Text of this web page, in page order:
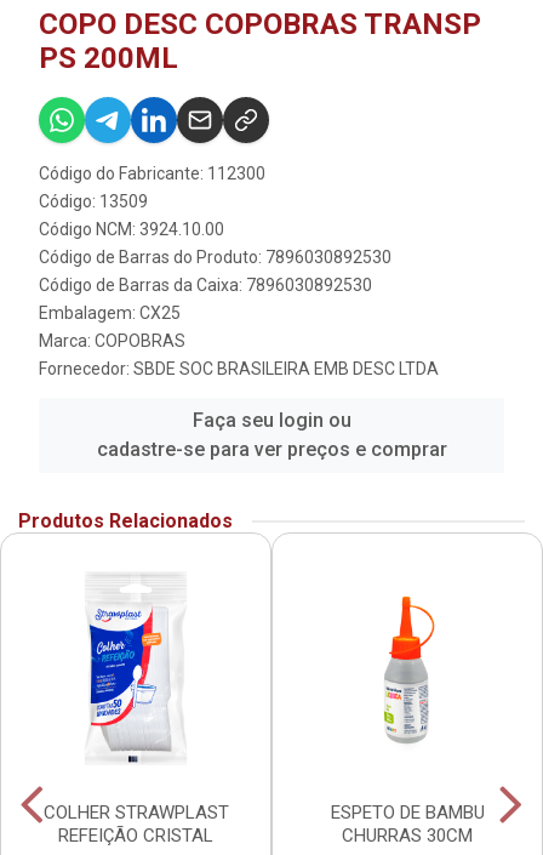
COPO DESC COPOBRAS TRANSP
PS 200ML
Código do Fabricante: 112300
Código: 13509
Código NCM: 3924.10.00
Código de Barras do Produto: 7896030892530
Código de Barras da Caixa: 7896030892530
Embalagem: CX25
Marca: COPOBRAS
Fornecedor: SBDE SOC BRASILEIRA EMB DESC LTDA
Faça seu login ou
cadastre-se para ver preços e comprar
Produtos Relacionados
COLHER STRAWPLAST
REFEIÇÃO CRISTAL
ESPETO DE BAMBU
CHURRAS 30CM